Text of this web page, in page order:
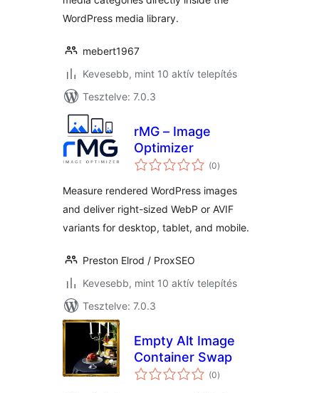
WordPress media library.
mebert1967
Kevesebb, mint 10 aktív telepítés
Tesztelve: 7.0.3
rMG – Image
Optimizer
(0értékelés
összesen
)
Measure rendered WordPress images
and deliver right-sized WebP or AVIF
variants for desktop, tablet, and mobile.
Preston Elrod / ProxSEO
Kevesebb, mint 10 aktív telepítés
Tesztelve: 7.0.3
Empty Alt Image
Container Swap
(0értékelés
összesen
)